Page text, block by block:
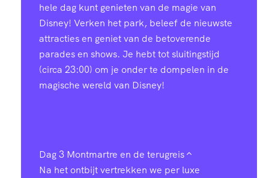
hele dag kunt genieten van de magie van
Disney! Verken het park, beleef de nieuwste
attracties en geniet van de betoverende
parades en shows. Je hebt tot sluitingstijd
(circa 23:00) om je onder te dompelen in de
magische wereld van Disney!
Dag 3 Montmartre en de terugreis
Na het ontbijt vertrekken we per luxe